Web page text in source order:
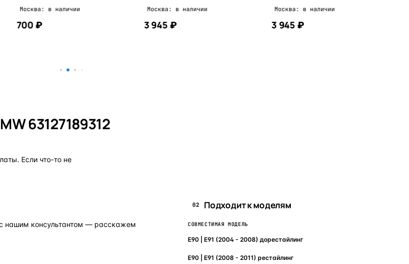
Москва: в наличии
700 ₽
Москва: в наличии
3 945 ₽
Москва: в наличии
3 945 ₽
63127189312
Если что-то не
с нашим консультантом — расскажем
02 Подходит к моделям
СОВМЕСТИМАЯ МОДЕЛЬ
E90 | E91 (2004 - 2008) дорестайлинг
E90 | E91 (2008 - 2011) рестайлинг